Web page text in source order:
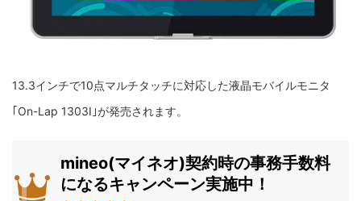
13.3インチで10点マルチタッチに対応した液晶モバイルモニタ
｢On-Lap 1303I｣が発売されます。
mineo(マイネオ)契約時の事務手数料
になるキャンペーン実施中！